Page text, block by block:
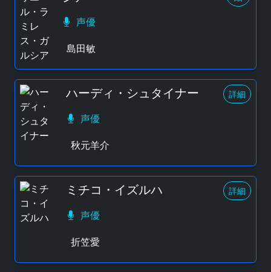
声優
島田敏
ハーディ・シュタイナー 詳細
声優
秋元羊介
ミチコ・イズルハ 詳細
声優
折笠愛